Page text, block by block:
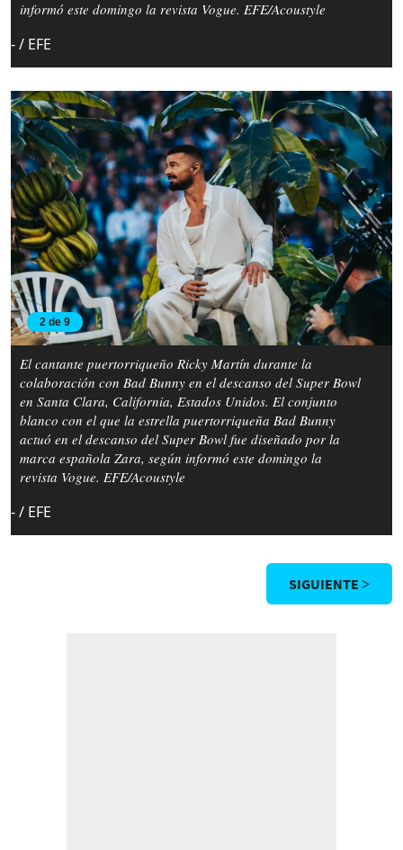
informó este domingo la revista Vogue. EFE/Acoustyle
- / EFE
2 de 9
El cantante puertorriqueño Ricky Martín durante la
colaboración con Bad Bunny en el descanso del Super Bowl
en Santa Clara, California, Estados Unidos. El conjunto
blanco con el que la estrella puertorriqueña Bad Bunny
actuó en el descanso del Super Bowl fue diseñado por la
marca española Zara, según informó este domingo la
revista Vogue. EFE/Acoustyle
- / EFE
SIGUIENTE >